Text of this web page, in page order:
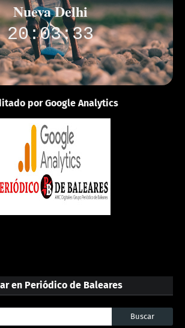
Nueva Delhi
20:03:33
por Google Analytics
en Periódico de Baleares